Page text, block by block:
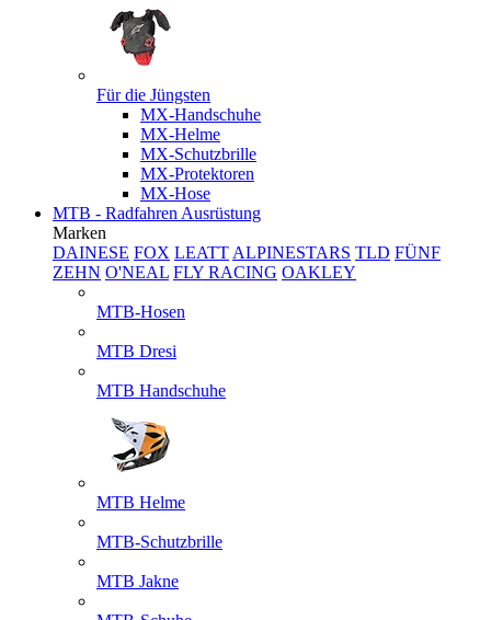
Für die Jüngsten
MX-Handschuhe
MX-Helme
MX-Schutzbrille
MX-Protektoren
MX-Hose
MTB - Radfahren Ausrüstung
Marken
DAINESE FOX LEATT ALPINESTARS TLD FÜNF
ZEHN O'NEAL FLY RACING OAKLEY
MTB-Hosen
MTB Dresi
MTB Handschuhe
MTB Helme
MTB-Schutzbrille
MTB Jakne